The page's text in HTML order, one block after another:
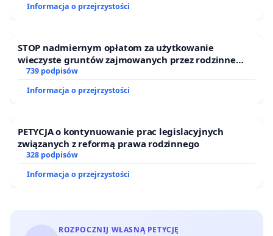
Informacja o przejrzystości
STOP nadmiernym opłatom za użytkowanie
wieczyste gruntów zajmowanych przez rodzinne
ogrody działkowe.
739 podpisów
Informacja o przejrzystości
PETYCJA o kontynuowanie prac legislacyjnych
związanych z reformą prawa rodzinnego
328 podpisów
Informacja o przejrzystości
ROZPOCZNIJ WŁASNĄ PETYCJĘ